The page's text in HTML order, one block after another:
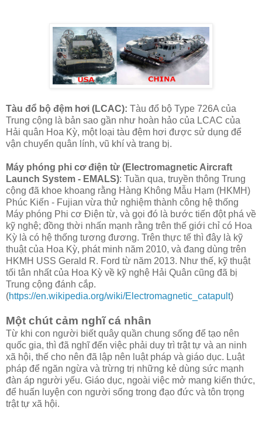
Tàu đổ bộ đệm hơi (LCAC): Tàu đổ bộ Type 726A của
Trung cộng là bản sao gần như hoàn hảo của LCAC của
Hải quân Hoa Kỳ, một loại tàu đệm hơi được sử dụng để
vận chuyển quân lính, vũ khí và trang bị.
Máy phóng phi cơ điện từ (Electromagnetic Aircraft
Launch System - EMALS): Tuần qua, truyền thông Trung
cộng đã khoe khoang rằng Hàng Không Mẫu Hạm (HKMH)
Phúc Kiến - Fujian vừa thử nghiệm thành công hệ thống
Máy phóng Phi cơ Điện từ, và gọi đó là bước tiến đột phá về
kỹ nghệ; đồng thời nhấn mạnh rằng trên thế giới chỉ có Hoa
Kỳ là có hệ thống tương đương. Trên thực tế thì đây là kỹ
thuật của Hoa Kỳ, phát minh năm 2010, và đang dùng trên
HKMH USS Gerald R. Ford từ năm 2013. Như thế, kỹ thuật
tối tân nhất của Hoa Kỳ về kỹ nghệ Hải Quân cũng đã bị
Trung cộng đánh cắp.
(https://en.wikipedia.org/wiki/Electromagnetic_catapult)
Một chút cảm nghĩ cá nhân
Từ khi con người biết quây quần chung sống để tạo nên
quốc gia, thì đã nghĩ đến việc phải duy trì trật tự và an ninh
xã hội, thế cho nên đã lập nên luật pháp và giáo dục. Luật
pháp để ngăn ngừa và trừng trị những kẻ dùng sức mạnh
đàn áp người yếu. Giáo dục, ngoài việc mở mang kiến thức,
để huấn luyện con người sống trong đạo đức và tôn trọng
trật tự xã hội.